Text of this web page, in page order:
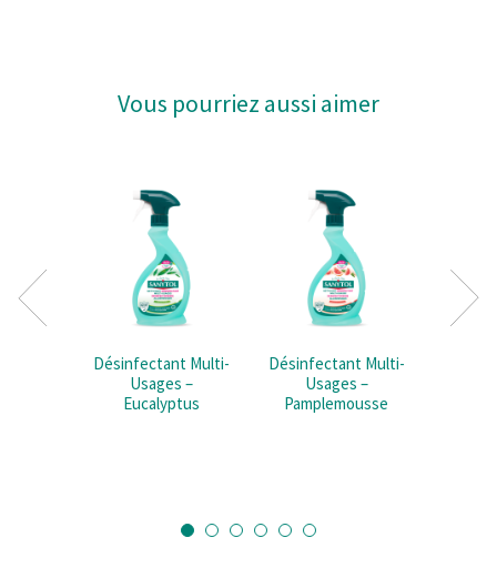
Vous pourriez aussi aimer
Désinfectant Multi-
Usages –
Eucalyptus
Désinfectant Multi-
Usages –
Pamplemousse